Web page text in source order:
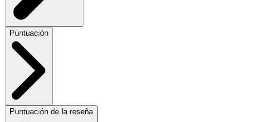
Puntuación
Puntuación de la reseña